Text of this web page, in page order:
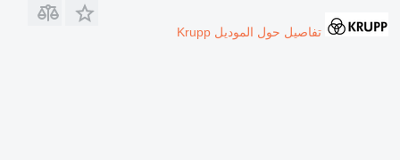
تفاصيل حول الموديل Krupp